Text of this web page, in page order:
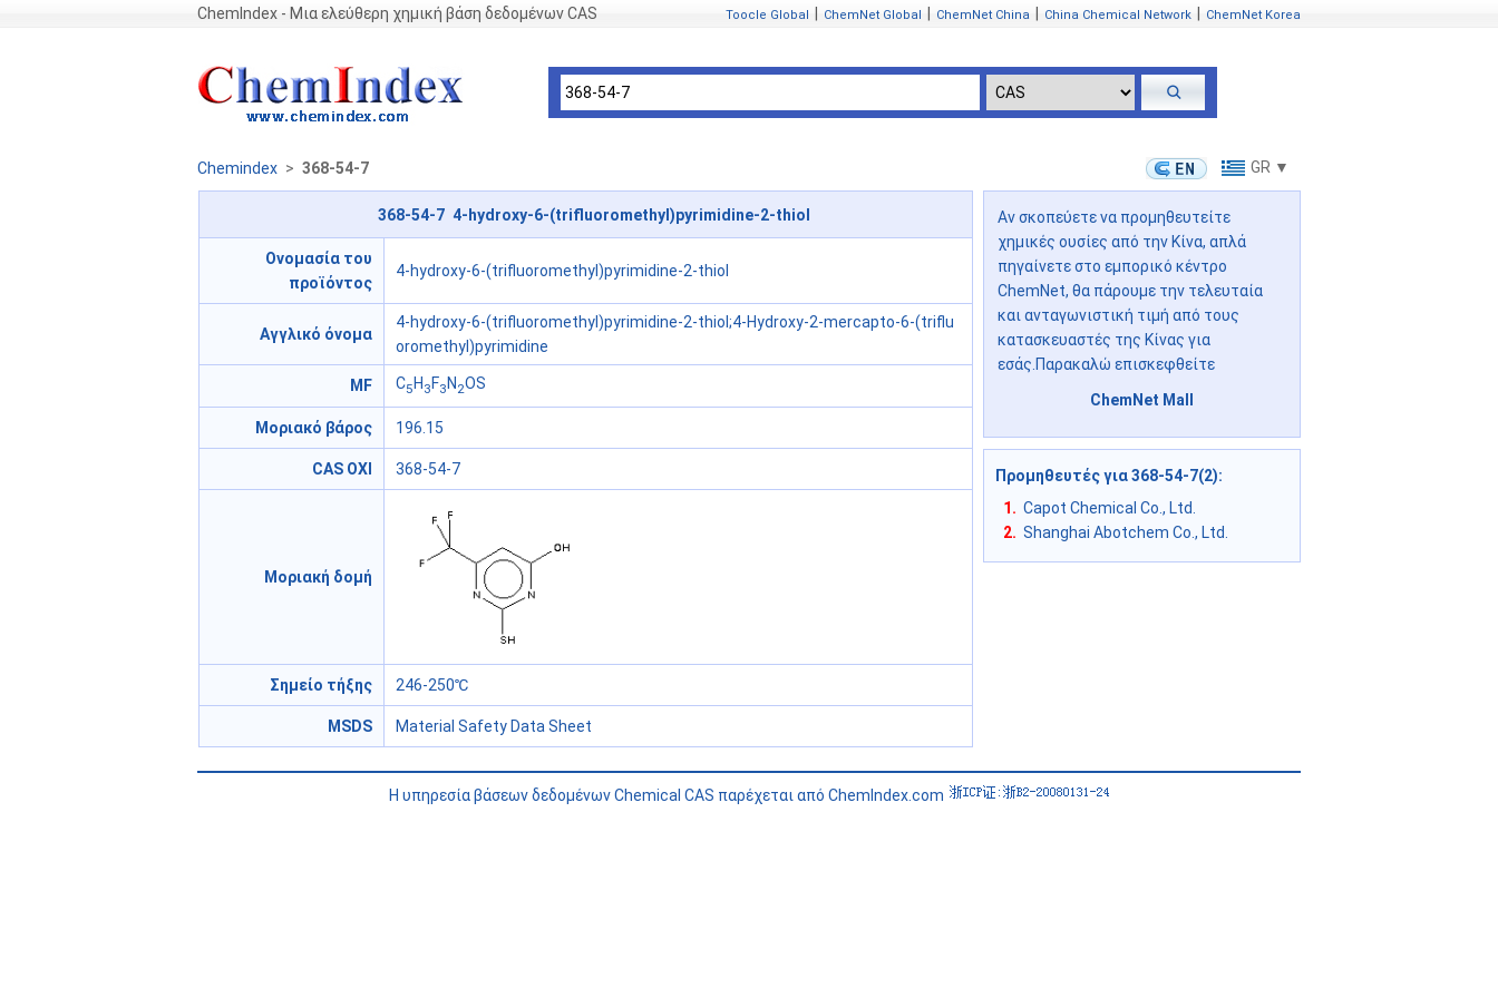
ChemIndex - Μια ελεύθερη χημική βάση δεδομένων CAS Toocle Global ChemNet Global ChemNet China China Chemical Network ChemNet Korea
Chemindex > 368-54-7 GR ▼
368-54-7 4-hydroxy-6-(trifluoromethyl)pyrimidine-2-thiol
Ονομασία του
προϊόντος
4-hydroxy-6-(trifluoromethyl)pyrimidine-2-thiol
Αγγλικό όνομα
4-hydroxy-6-(trifluoromethyl)pyrimidine-2-thiol;4-Hydroxy-2-mercapto-6-(triflu
oromethyl)pyrimidine
MF C5 H 3 F3 N 2OS
Μοριακό βάρος 196.15
CAS ΟΧΙ 368-54-7
Μοριακή δομή
Σημείο τήξης 246-250℃
MSDS Material Safety Data Sheet
Αν σκοπεύετε να προμηθευτείτε
χημικές ουσίες από την Κίνα, απλά
πηγαίνετε στο εμπορικό κέντρο
ChemNet, θα πάρουμε την τελευταία
και ανταγωνιστική τιμή από τους
κατασκευαστές της Κίνας για
εσάς.Παρακαλώ επισκεφθείτε
ChemNet Mall
Προμηθευτές για 368-54-7(2):
1. Capot Chemical Co., Ltd.
2. Shanghai Abotchem Co., Ltd.
Η υπηρεσία βάσεων δεδομένων Chemical CAS παρέχεται από ChemIndex.com